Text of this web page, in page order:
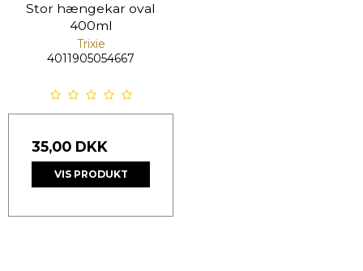
Stor hængekar oval
400ml
Trixie
4011905054667
35,00 DKK
VIS PRODUKT